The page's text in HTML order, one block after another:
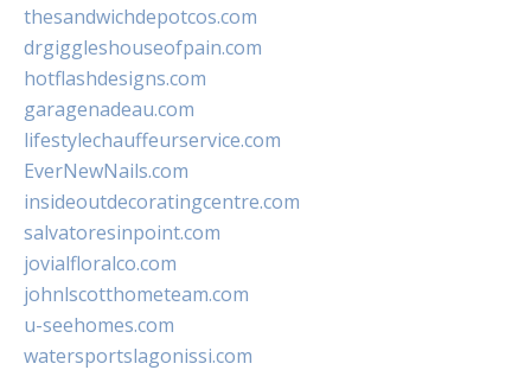
thesandwichdepotcos.com
drgiggleshouseofpain.com
hotflashdesigns.com
garagenadeau.com
lifestylechauffeurservice.com
EverNewNails.com
insideoutdecoratingcentre.com
salvatoresinpoint.com
jovialfloralco.com
johnlscotthometeam.com
u-seehomes.com
watersportslagonissi.com